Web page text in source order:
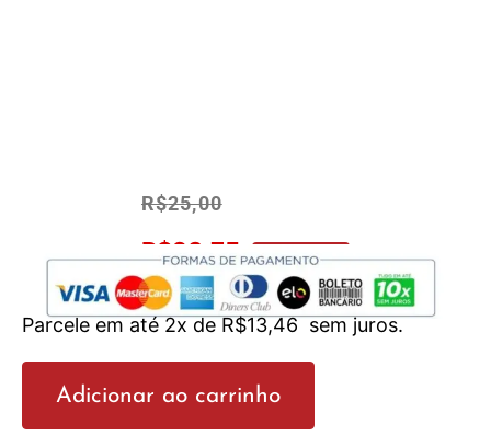
R$25,00
R$23,75 No Pix 5% OFF
Parcele em até 2x deR$13,46 sem juros.
Adicionar ao carrinho